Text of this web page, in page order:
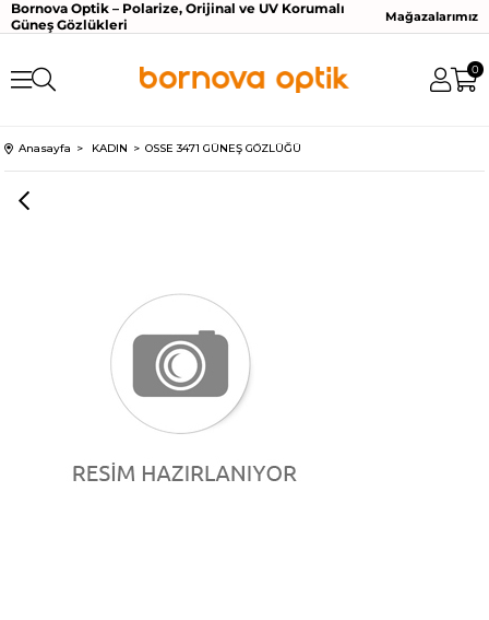
Bornova Optik – Polarize, Orijinal ve UV Korumalı
Güneş Gözlükleri
Mağazalarımız
0
Anasayfa KADIN OSSE 3471 GÜNEŞ GÖZLÜĞÜ